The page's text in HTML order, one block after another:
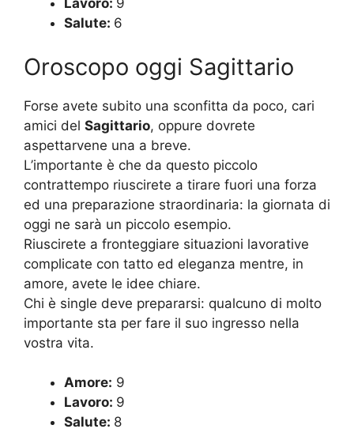
Lavoro: 9
Salute: 6
Oroscopo oggi Sagittario
Forse avete subito una sconfitta da poco, cari
amici del Sagittario, oppure dovrete
aspettarvene una a breve.
L’importante è che da questo piccolo
contrattempo riuscirete a tirare fuori una forza
ed una preparazione straordinaria: la giornata di
oggi ne sarà un piccolo esempio.
Riuscirete a fronteggiare situazioni lavorative
complicate con tatto ed eleganza mentre, in
amore, avete le idee chiare.
Chi è single deve prepararsi: qualcuno di molto
importante sta per fare il suo ingresso nella
vostra vita.
Amore: 9
Lavoro: 9
Salute: 8